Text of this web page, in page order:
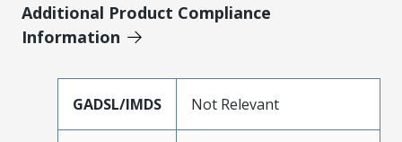
Additional Product Compliance
Information
GADSL/IMDS Not Relevant